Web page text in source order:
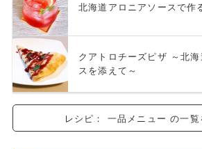
北海道アロニアソースで作
クアトロチーズピザ ～北
スを添えて～
レシピ： 一品メニ